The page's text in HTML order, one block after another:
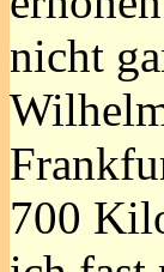
nicht
700